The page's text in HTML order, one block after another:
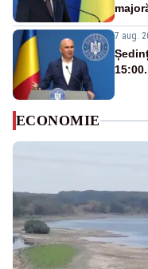
7 aug.
ECONOMIE